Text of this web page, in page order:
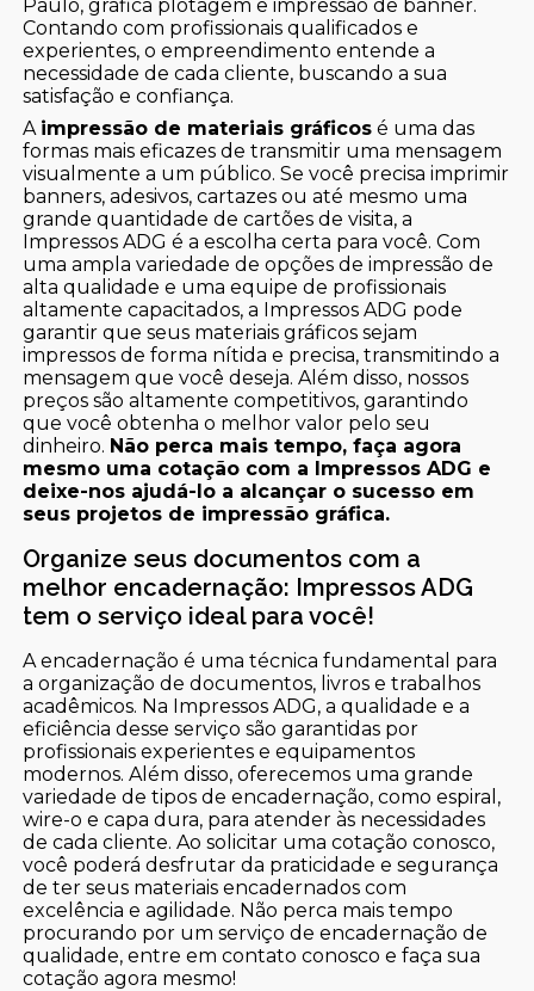
Paulo, gráfica plotagem e impressão de banner.
Contando com profissionais qualificados e
experientes, o empreendimento entende a
necessidade de cada cliente, buscando a sua
satisfação e confiança.
A impressão de materiais gráficos é uma das
formas mais eficazes de transmitir uma mensagem
visualmente a um público. Se você precisa imprimir
banners, adesivos, cartazes ou até mesmo uma
grande quantidade de cartões de visita, a
Impressos ADG é a escolha certa para você. Com
uma ampla variedade de opções de impressão de
alta qualidade e uma equipe de profissionais
altamente capacitados, a Impressos ADG pode
garantir que seus materiais gráficos sejam
impressos de forma nítida e precisa, transmitindo a
mensagem que você deseja. Além disso, nossos
preços são altamente competitivos, garantindo
que você obtenha o melhor valor pelo seu
dinheiro. Não perca mais tempo, faça agora
mesmo uma cotação com a Impressos ADG e
deixe-nos ajudá-lo a alcançar o sucesso em
seus projetos de impressão gráfica.
Organize seus documentos com a
melhor encadernação: Impressos ADG
tem o serviço ideal para você!
A encadernação é uma técnica fundamental para
a organização de documentos, livros e trabalhos
acadêmicos. Na Impressos ADG, a qualidade e a
eficiência desse serviço são garantidas por
profissionais experientes e equipamentos
modernos. Além disso, oferecemos uma grande
variedade de tipos de encadernação, como espiral,
wire-o e capa dura, para atender às necessidades
de cada cliente. Ao solicitar uma cotação conosco,
você poderá desfrutar da praticidade e segurança
de ter seus materiais encadernados com
excelência e agilidade. Não perca mais tempo
procurando por um serviço de encadernação de
qualidade, entre em contato conosco e faça sua
cotação agora mesmo!